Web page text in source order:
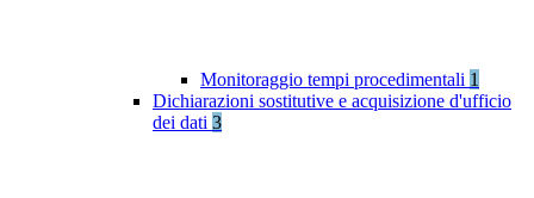
Monitoraggio tempi procedimentali 1
Dichiarazioni sostitutive e acquisizione d'ufficio
dei dati 3